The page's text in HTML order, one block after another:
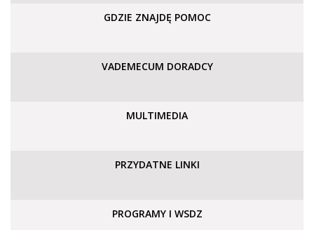
GDZIE ZNAJDĘ POMOC
VADEMECUM DORADCY
MULTIMEDIA
PRZYDATNE LINKI
PROGRAMY I WSDZ